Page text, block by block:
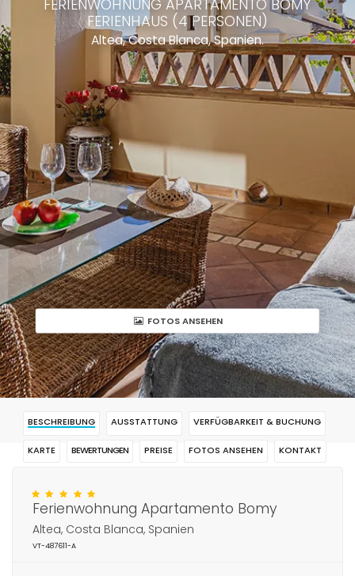
FERIENWOHNUNG APARTAMENTO BOMY
FERIENHAUS (4 PERSONEN)
Altea, Costa Blanca, Spanien.
FOTOS ANSEHEN
BESCHREIBUNG AUSSTATTUNG VERFÜGBARKEIT & BUCHUNG
KARTE BEWERTUNGEN PREISE FOTOS ANSEHEN KONTAKT
Ferienwohnung Apartamento Bomy
Altea, Costa Blanca, Spanien
VT-487611-A